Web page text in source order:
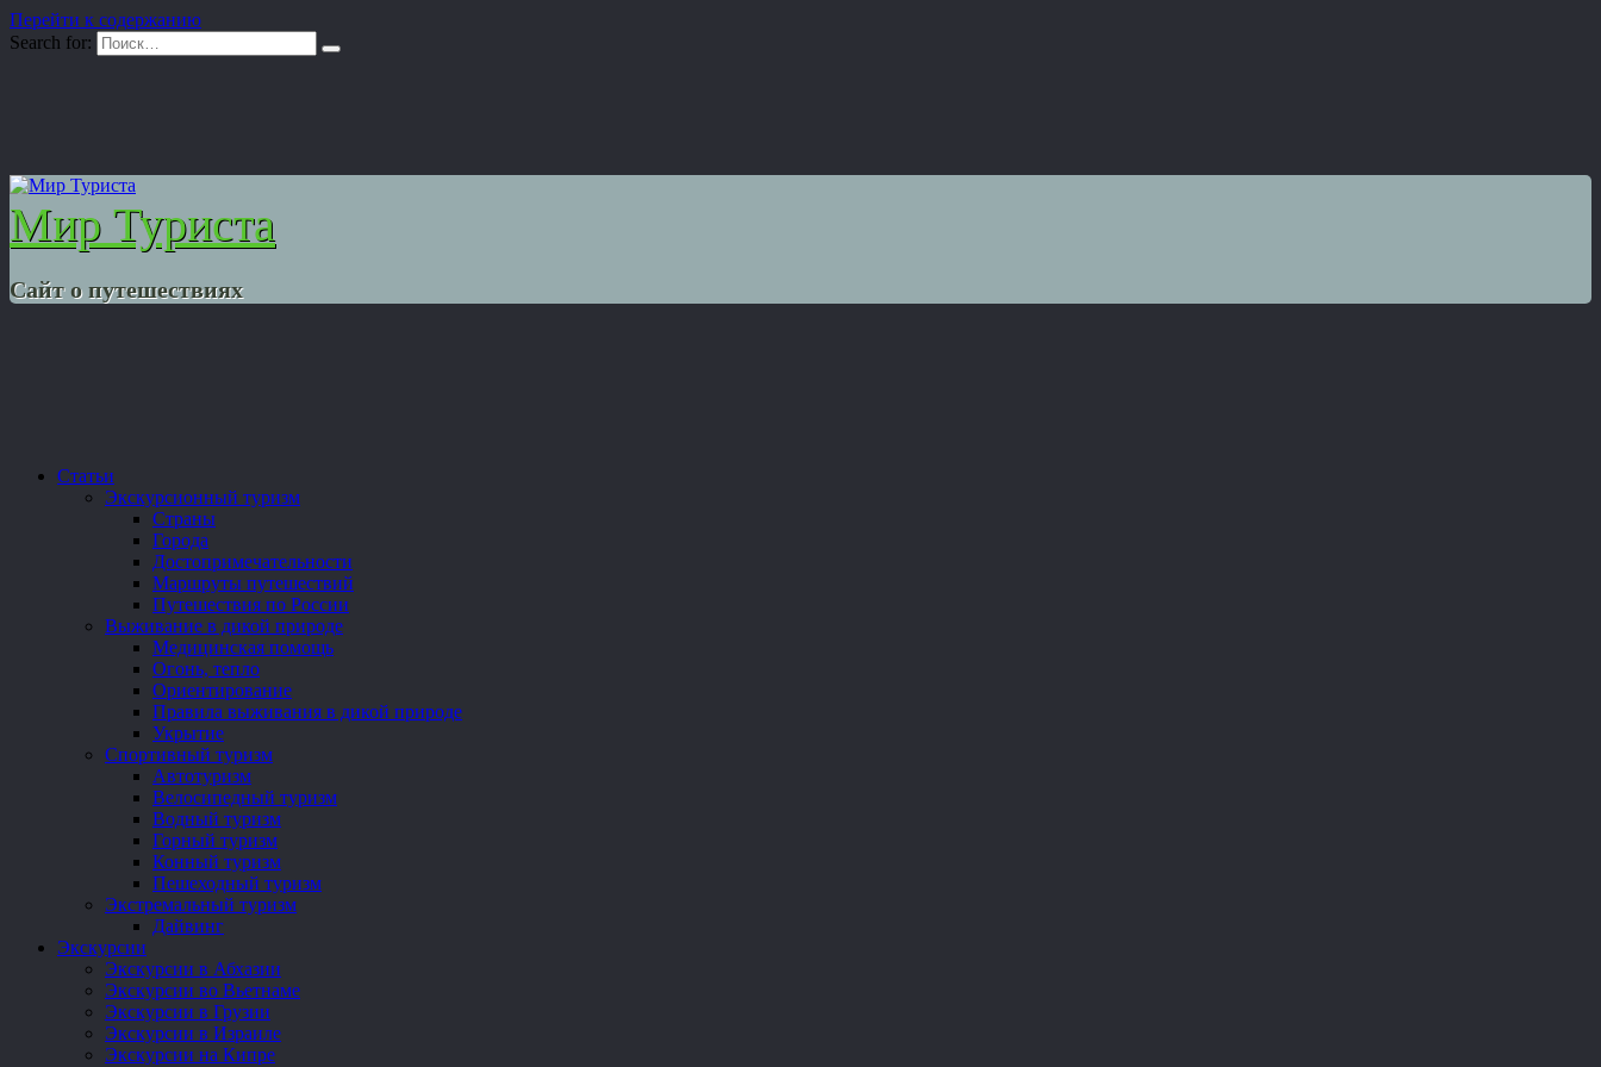
Перейти к содержанию
Search for:
Мир Туриста
Сайт о путешествиях
Статьи
Экскурсионный туризм
Страны
Города
Достопримечательности
Маршруты путешествий
Путешествия по России
Выживание в дикой природе
Медицинская помощь
Огонь, тепло
Ориентирование
Правила выживания в дикой природе
Укрытие
Спортивный туризм
Автотуризм
Велосипедный туризм
Водный туризм
Горный туризм
Конный туризм
Пешеходный туризм
Экстремальный туризм
Дайвинг
Экскурсии
Экскурсии в Абхазии
Экскурсии во Вьетнаме
Экскурсии в Грузии
Экскурсии в Израиле
Экскурсии на Кипре